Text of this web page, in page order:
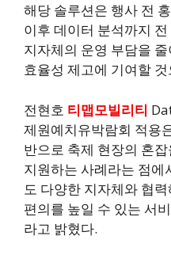
해당 솔루션은 행사 전
이후 데이터 분석까지
지자체의 운영 부담을
효율성 제고에 기여할
전현호 티맵모빌리티
제원예치유박람회 적용
반으로 축제 현장의 혼
지원하는 사례라는 점에
도 다양한 지자체와 협
편의를 높일 수 있는 서
라고 밝혔다.